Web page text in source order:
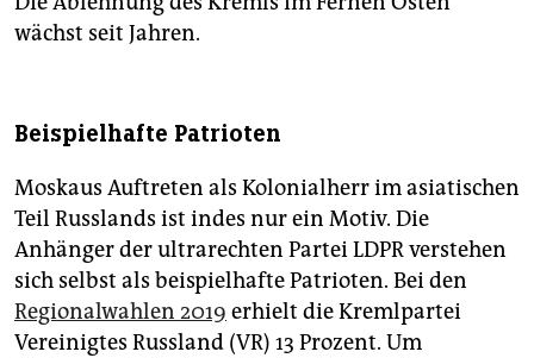
wächst seit Jahren.
Beispielhafte Patrioten
Moskaus Auftreten als Kolonialherr im asiatischen
Teil Russlands ist indes nur ein Motiv. Die
Anhänger der ultrarechten Partei LDPR verstehen
sich selbst als beispielhafte Patrioten. Bei den
Regionalwahlen 2019 erhielt die Kremlpartei
Vereinigtes Russland (VR) 13 Prozent. Um